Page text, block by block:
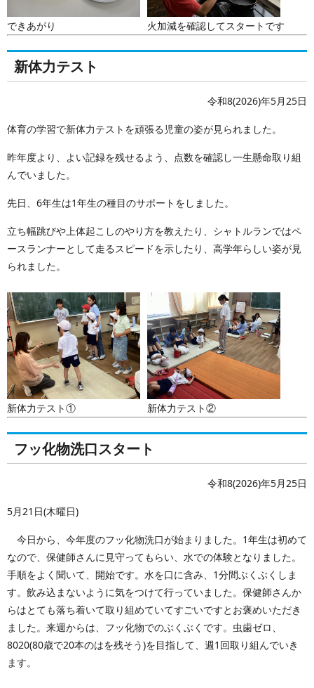
できあがり 火加減を確認してスタートです
新体力テスト
令和8(2026)年5月25日
体育の学習で新体力テストを頑張る児童の姿が見られました。
昨年度より、よい記録を残せるよう、点数を確認し一生懸命取り組
んでいました。
先日、6年生は1年生の種目のサポートをしました。
立ち幅跳びや上体起こしのやり方を教えたり、シャトルランではペ
ースランナーとして走るスピードを示したり、高学年らしい姿が見
られました。
新体力テスト① 新体力テスト②
フッ化物洗口スタート
令和8(2026)年5月25日
5月21日(木曜日)
今日から、今年度のフッ化物洗口が始まりました。1年生は初めて
なので、保健師さんに見守ってもらい、水での体験となりました。
手順をよく聞いて、開始です。水を口に含み、1分間ぶくぶくしま
す。飲み込まないように気をつけて行っていました。保健師さんか
らはとても落ち着いて取り組めていてすごいですとお褒めいただき
ました。来週からは、フッ化物でのぶくぶくです。虫歯ゼロ、
8020(80歳で20本のはを残そう)を目指して、週1回取り組んでいき
ます。